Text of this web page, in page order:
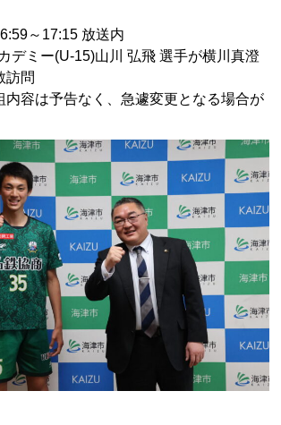
～17:15 放送内
デミー(U-15)山川 弘飛 選手が横川真澄
訪問
容は予告なく、急遽変更となる場合が